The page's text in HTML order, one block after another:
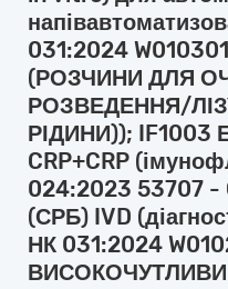
031:2024
(РОЗЧИНИ ДЛЯ
РОЗВЕДЕННЯ/
РІДИНИ)); IF1003
CRP+CRP
024:2023 53707 -
(СРБ) IVD
НК 031:2024